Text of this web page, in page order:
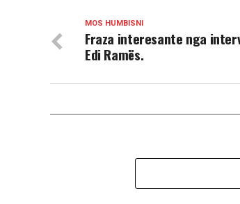
MOS HUMBISNI
Fraza interesante nga
Edi Ramës.